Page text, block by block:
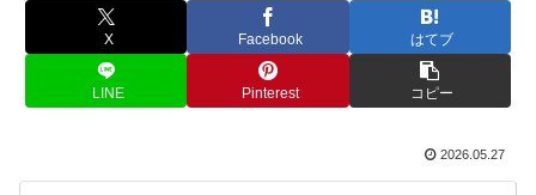
X Facebook はてブ
LINE Pinterest コピー
2026.05.27